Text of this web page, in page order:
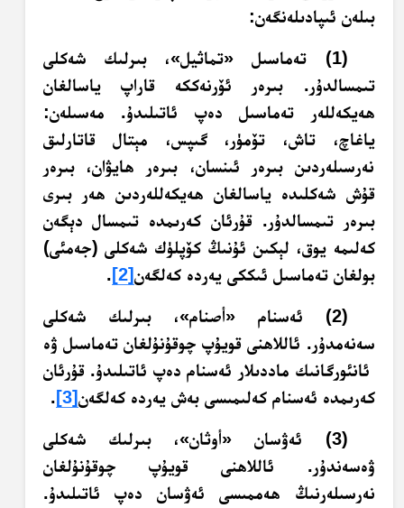
بىلەن ئىپادىلەنگەن:
(1) تەماسىل «تماثيل»، بىرلىك شەكلى
تىمسالدۇر. بىرەر ئۆرنەككە قاراپ ياسالغان
ھەيكەللەر تەماسىل دەپ ئاتىلىدۇ. مەسىلەن:
ياغاچ، تاش، تۆمۈر، گىپس، مېتال قاتارلىق
نەرسىلەردىن بىرەر ئىنسان، بىرەر ھايۋان، بىرەر
قۇش شەكلىدە ياسالغان ھەيكەللەردىن ھەر بىرى
بىرەر تىمسالدۇر. قۇرئان كەرىمدە تىمسال دېگەن
كەلىمە يوق، لېكىن ئۇنىڭ كۆپلۈك شەكلى (جەمئى)
بولغان تەماسىل ئىككى يەردە كەلگەن[2]
.
(2) ئەسنام «أصنام»، بىرلىك شەكلى
سەنەمدۇر. ئاللاھنى قويۇپ چوقۇنۇلغان تەماسىل ۋە
ئانئورگانىك ماددىلار ئەسنام دەپ ئاتىلىدۇ. قۇرئان
كەرىمدە ئەسنام كەلىمىسى بەش يەردە كەلگەن[3]
.
(3) ئەۋسان «أوثان»، بىرلىك شەكلى
ۋەسەندۇر. ئاللاھنى قويۇپ چوقۇنۇلغان
نەرسىلەرنىڭ ھەممىسى ئەۋسان دەپ ئاتىلىدۇ.